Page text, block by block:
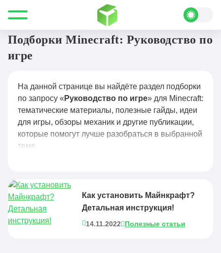
Все для Minecraft Руководство по игре
Подборки Minecraft: Руководство по
игре
На данной странице вы найдёте раздел подборки
по запросу « Руководство по игре» для Minecraft:
тематические материалы, полезные гайды, идеи
для игры, обзоры механик и другие публикации,
которые помогут лучше разобраться в выбранной
теме.
Как установить Майнкрафт?
Детальная инструкция!
14.11.2022 Полезные статьи